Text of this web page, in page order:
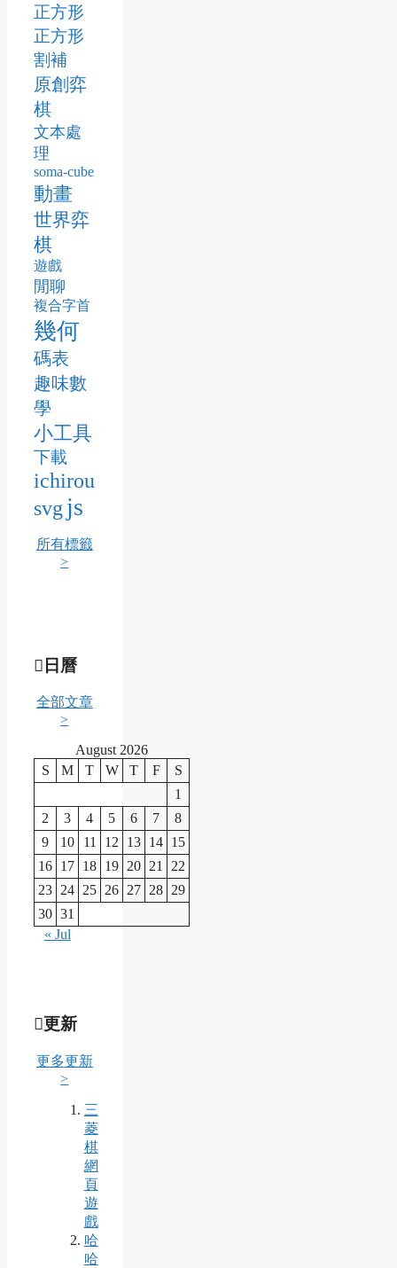
正方形
正方形
割補
原創弈
棋
文本處
理
soma-cube
動畫
世界弈
棋
遊戲
閒聊
複合字首
幾何
碼表
趣味數
學
小工具
下載
ichirou
svg js
所有標籤
>
日曆
全部文章
>
August 2026
S
M T W T F
S
1
2
3 4 5 6 7
8
9
10 11 12 13 14 15
16 17 18 19 20 21 22
23 24 25 26 27 28 29
30 31
« Jul
更新
更多更新
>
三
菱
棋
網
頁
遊
戲
哈
哈